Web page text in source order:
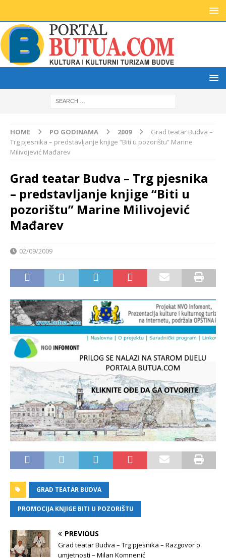
HOME PO GODINAMA 2009
Grad teatar Budva –
Trg pjesnika – predstavljanje knjige “Biti u pozorištu” Marine
Milivojević Mađarev
Grad teatar Budva – Trg pjesnika
– predstavljanje knjige “Biti u
pozorištu” Marine Milivojević
Mađarev
02/09/2009
GRAD TEATAR BUDVA
PROMOCIJA KNJIGE BITI U POZORIŠTU
PREVIOUS
Grad teatar Budva – Trg pjesnika – Razgovor o
umjetnosti – Milan Komnenić